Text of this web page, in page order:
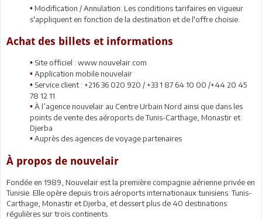
• Modification / Annulation: Les conditions tarifaires en vigueur
s'appliquent en fonction de la destination et de l'offre choisie.
Achat des billets et informations
• Site officiel : www.nouvelair.com
• Application mobile nouvelair
• Service client : +216 36 020 920 / +33 1 87 64 10 00 /+44 20 45
78 12 11
• À l’agence nouvelair au Centre Urbain Nord ainsi que dans les
points de vente des aéroports de Tunis-Carthage, Monastir et
Djerba
• Auprès des agences de voyage partenaires
À propos de nouvelair
Fondée en 1989, Nouvelair est la première compagnie aérienne privée en
Tunisie. Elle opère depuis trois aéroports internationaux tunisiens: Tunis-
Carthage, Monastir et Djerba, et dessert plus de 40 destinations
régulières sur trois continents.